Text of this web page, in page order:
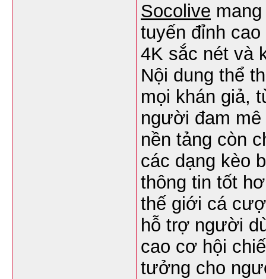
Socolive
tuyến đỉnh
4K sắc nét và
Nội dung thể
mọi khán giả,
người đam
nền tảng còn
các dạng kèo
thông tin tốt
thế giới cá
hỗ trợ người
cao cơ hội
tưởng cho